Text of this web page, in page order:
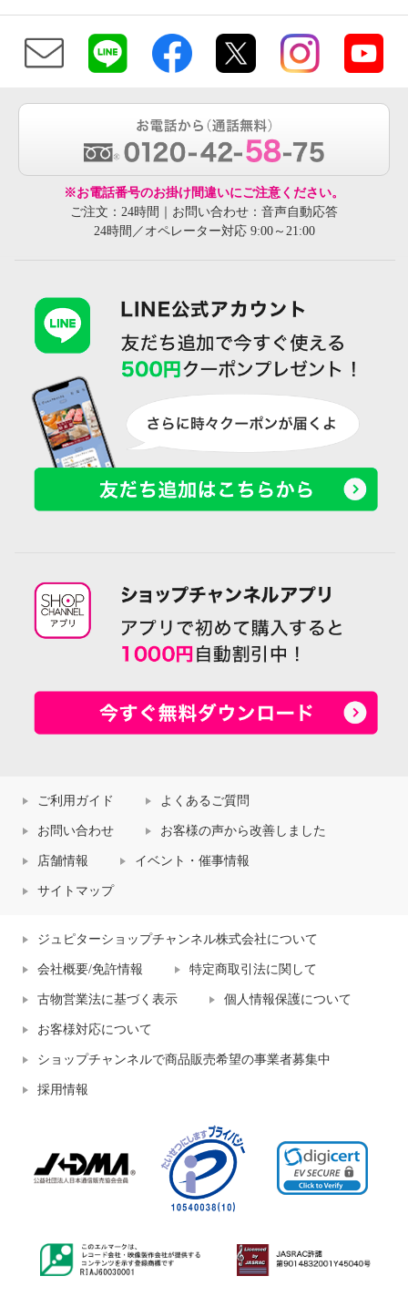
※お電話番号のお掛け間違いにご注意ください。
ご注文：24時間｜お問い合わせ：音声自動応答
24時間／オペレーター対応 9:00～21:00
ご利用ガイド よくあるご質問
お問い合わせ お客様の声から改善しました
店舗情報 イベント・催事情報
サイトマップ
ジュピターショップチャンネル株式会社について
会社概要/免許情報 特定商取引法に関して
古物営業法に基づく表示 個人情報保護について
お客様対応について
ショップチャンネルで商品販売希望の事業者募集中
採用情報